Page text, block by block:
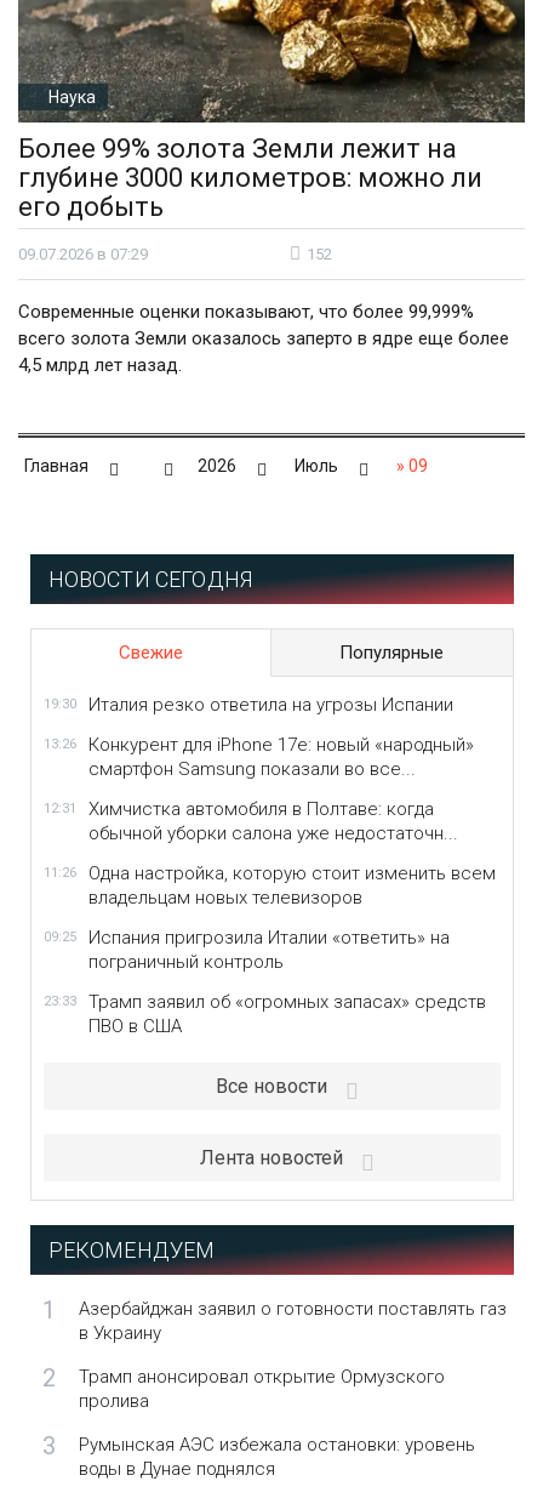
Наука
Более 99% золота Земли лежит на
глубине 3000 километров: можно ли
его добыть
09.07.2026 в 07:29 152
Современные оценки показывают, что более 99,999%
всего золота Земли оказалось заперто в ядре еще более
4,5 млрд лет назад.
Главная 2026 Июль » 09
НОВОСТИ СЕГОДНЯ
Свежие Популярные
19:30 Италия резко ответила на угрозы Испании
13:26
Конкурент для iPhone 17e: новый «народный»
смартфон Samsung показали во все...
12:31
Химчистка автомобиля в Полтаве: когда
обычной уборки салона уже недостаточн...
11:26
Одна настройка, которую стоит изменить всем
владельцам новых телевизоров
09:25
Испания пригрозила Италии «ответить» на
пограничный контроль
23:33
Трамп заявил об «огромных запасах» средств
ПВО в США
Все новости
Лента новостей
РЕКОМЕНДУЕМ
1
Азербайджан заявил о готовности поставлять газ
в Украину
2
Трамп анонсировал открытие Ормузского
пролива
3
Румынская АЭС избежала остановки: уровень
воды в Дунае поднялся